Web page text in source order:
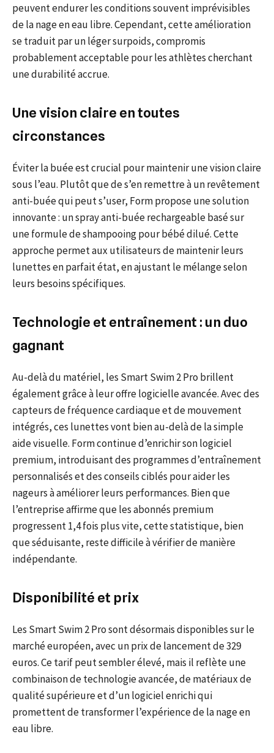
peuvent endurer les conditions souvent imprévisibles
de la nage en eau libre. Cependant, cette amélioration
se traduit par un léger surpoids, compromis
probablement acceptable pour les athlètes cherchant
une durabilité accrue.
Une vision claire en toutes
circonstances
Éviter la buée est crucial pour maintenir une vision claire
sous l’eau. Plutôt que de s’en remettre à un revêtement
anti-buée qui peut s’user, Form propose une solution
innovante : un spray anti-buée rechargeable basé sur
une formule de shampooing pour bébé dilué. Cette
approche permet aux utilisateurs de maintenir leurs
lunettes en parfait état, en ajustant le mélange selon
leurs besoins spécifiques.
Technologie et entraînement : un duo
gagnant
Au-delà du matériel, les Smart Swim 2 Pro brillent
également grâce à leur offre logicielle avancée. Avec des
capteurs de fréquence cardiaque et de mouvement
intégrés, ces lunettes vont bien au-delà de la simple
aide visuelle. Form continue d’enrichir son logiciel
premium, introduisant des programmes d’entraînement
personnalisés et des conseils ciblés pour aider les
nageurs à améliorer leurs performances. Bien que
l’entreprise affirme que les abonnés premium
progressent 1,4 fois plus vite, cette statistique, bien
que séduisante, reste difficile à vérifier de manière
indépendante.
Disponibilité et prix
Les Smart Swim 2 Pro sont désormais disponibles sur le
marché européen, avec un prix de lancement de 329
euros. Ce tarif peut sembler élevé, mais il reflète une
combinaison de technologie avancée, de matériaux de
qualité supérieure et d’un logiciel enrichi qui
promettent de transformer l’expérience de la nage en
eau libre.